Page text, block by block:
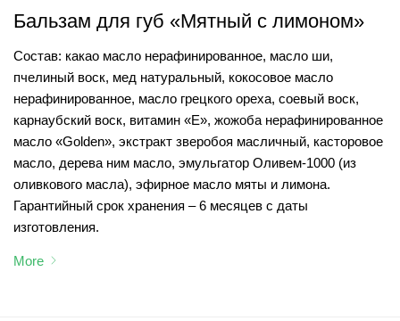
Бальзам для губ «Мятный с лимоном»
Состав: какао масло нерафинированное, масло ши,
пчелиный воск, мед натуральный, кокосовое масло
нерафинированное, масло грецкого ореха, соевый воск,
карнаубский воск, витамин «Е», жожоба нерафинированное
масло «Golden», экстракт зверобоя масличный, касторовое
масло, дерева ним масло, эмульгатор Оливем-1000 (из
оливкового масла), эфирное масло мяты и лимона.
Гарантийный срок хранения – 6 месяцев с даты
изготовления.
More